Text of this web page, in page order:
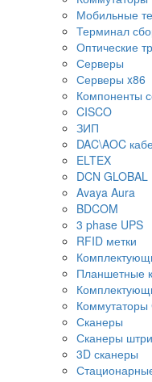
Мобильные
Терминал
Оптические
Серверы
Серверы x86
Компоненты
CISCO
ЗИП
DAC\AOC
ELTEX
DCN GLOBAL
Avaya Aura
BDCOM
3 phase UPS
RFID метки
Планшетные
Коммутаторы
Сканеры
Сканеры
3D сканеры